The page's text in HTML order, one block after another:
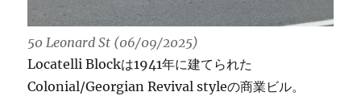
50 Leonard St (06/09/2025)
Locatelli Blockは1941年に建てられた
Colonial/Georgian Revival styleの商業ビル。